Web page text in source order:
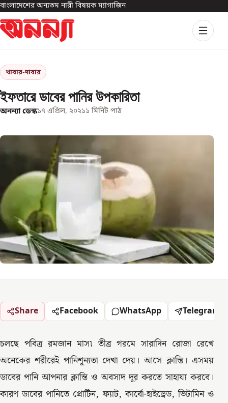
বাংলাদেশের অন্যতম নারী বিষয়ক ম্যাগাজিন
খাবার-দাবার
ইফতারে ডাবের পানির উপকারিতা
অনন্যা ডেস্ক১৭ এপ্রিল, ২০২১১ মিনিট পাঠ
Share Facebook WhatsApp Telegram
চলছে পবিত্র রমজান মাস৷ তীব্র গরমে সারাদিন রোজা রেখে
অনেকের শরীরেই পানিশূন্যতা দেখা দেয়। আসে ক্লান্তি। এসময়
ডাবের পানি আপনার ক্লান্তি ও অবসাদ দূর করতে সাহায্য করবে।
কারণ ডাবের পানিতে প্রোটিন, ফ্যাট, কার্বো-হাইড্রেড, ভিটামিন ও